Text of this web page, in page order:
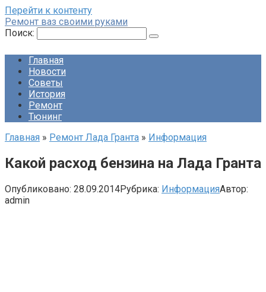
Перейти к контенту
Ремонт ваз своими руками
Поиск:
Главная
Новости
Советы
История
Ремонт
Тюнинг
Главная » Ремонт Лада Гранта » Информация
Какой расход бензина на Лада Гранта
Опубликовано: 28.09.2014Рубрика: ИнформацияАвтор:
admin